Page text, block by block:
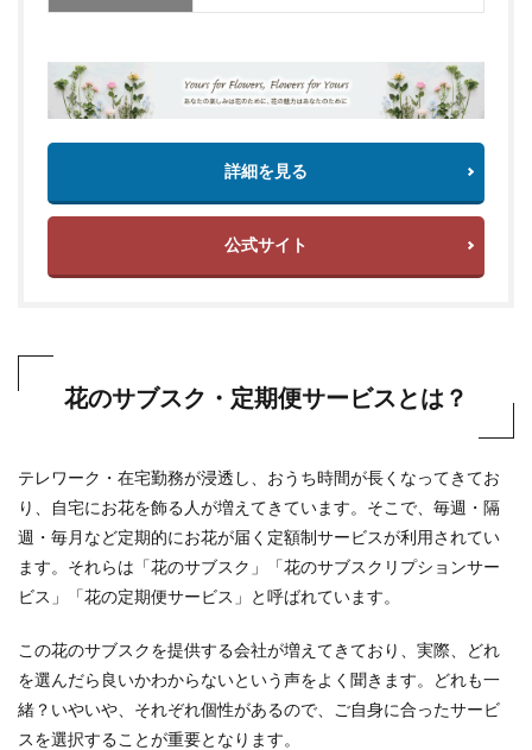
詳細を見る
公式サイト
花のサブスク・定期便サービスとは？
テレワーク・在宅勤務が浸透し、おうち時間が長くなってきてお
り、自宅にお花を飾る人が増えてきています。そこで、毎週・隔
週・毎月など定期的にお花が届く定額制サービスが利用されてい
ます。それらは「花のサブスク」「花のサブスクリプションサー
ビス」「花の定期便サービス」と呼ばれています。
この花のサブスクを提供する会社が増えてきており、実際、どれ
を選んだら良いかわからないという声をよく聞きます。どれも一
緒？いやいや、それぞれ個性があるので、ご自身に合ったサービ
スを選択することが重要となります。